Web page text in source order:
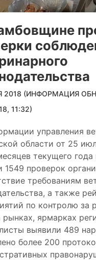
2018 (ИНФОРМАЦИЯ
11:32)
управления
области от 25
текущего года
1549 проверок
требованиям
а также
по контролю за
рынках, ярмарках
выявили 489
более 200